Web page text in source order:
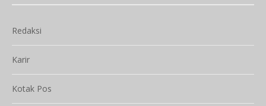
Redaksi
Karir
Kotak Pos